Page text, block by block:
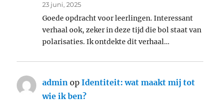
23 juni, 2025
Goede opdracht voor leerlingen. Interessant
verhaal ook, zeker in deze tijd die bol staat van
polarisaties. Ik ontdekte dit verhaal…
admin opIdentiteit: wat maakt mij tot
wie ik ben?